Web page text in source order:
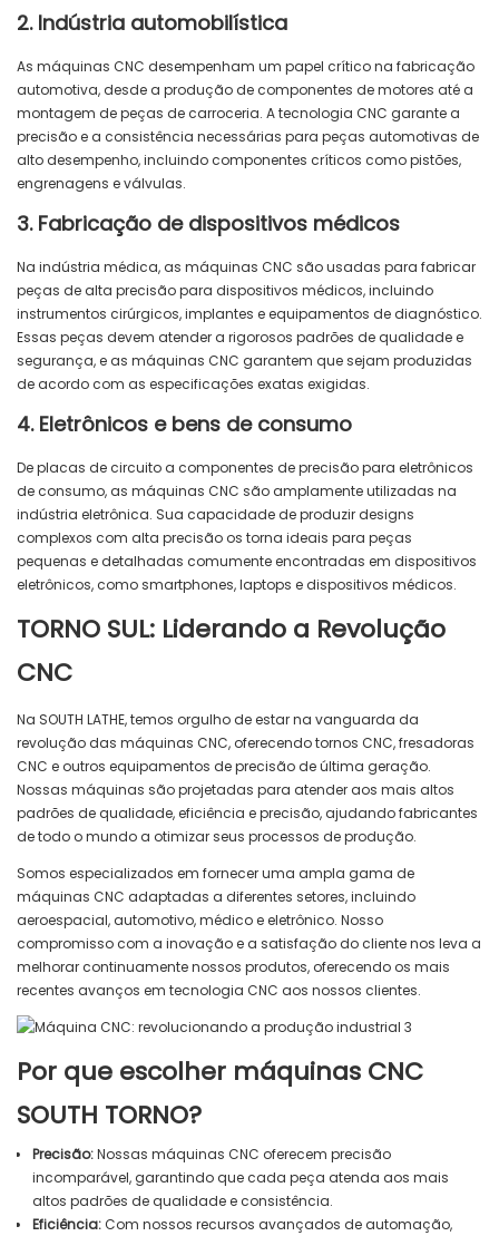
2. Indústria automobilística
As máquinas CNC desempenham um papel crítico na fabricação
automotiva, desde a produção de componentes de motores até a
montagem de peças de carroceria. A tecnologia CNC garante a
precisão e a consistência necessárias para peças automotivas de
alto desempenho, incluindo componentes críticos como pistões,
engrenagens e válvulas.
3. Fabricação de dispositivos médicos
Na indústria médica, as máquinas CNC são usadas para fabricar
peças de alta precisão para dispositivos médicos, incluindo
instrumentos cirúrgicos, implantes e equipamentos de diagnóstico.
Essas peças devem atender a rigorosos padrões de qualidade e
segurança, e as máquinas CNC garantem que sejam produzidas
de acordo com as especificações exatas exigidas.
4. Eletrônicos e bens de consumo
De placas de circuito a componentes de precisão para eletrônicos
de consumo, as máquinas CNC são amplamente utilizadas na
indústria eletrônica. Sua capacidade de produzir designs
complexos com alta precisão os torna ideais para peças
pequenas e detalhadas comumente encontradas em dispositivos
eletrônicos, como smartphones, laptops e dispositivos médicos.
TORNO SUL: Liderando a Revolução
CNC
Na SOUTH LATHE, temos orgulho de estar na vanguarda da
revolução das máquinas CNC, oferecendo tornos CNC, fresadoras
CNC e outros equipamentos de precisão de última geração.
Nossas máquinas são projetadas para atender aos mais altos
padrões de qualidade, eficiência e precisão, ajudando fabricantes
de todo o mundo a otimizar seus processos de produção.
Somos especializados em fornecer uma ampla gama de
máquinas CNC adaptadas a diferentes setores, incluindo
aeroespacial, automotivo, médico e eletrônico. Nosso
compromisso com a inovação e a satisfação do cliente nos leva a
melhorar continuamente nossos produtos, oferecendo os mais
recentes avanços em tecnologia CNC aos nossos clientes.
Por que escolher máquinas CNC
SOUTH TORNO?
Precisão:Nossas máquinas CNC oferecem precisão
incomparável, garantindo que cada peça atenda aos mais
altos padrões de qualidade e consistência.
Eficiência:Com nossos recursos avançados de automação,